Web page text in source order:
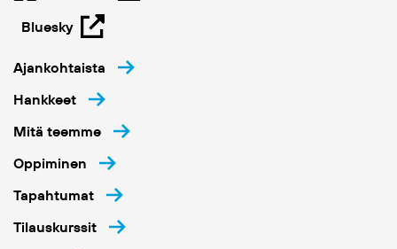
Bluesky
Ajankohtaista
Hankkeet
Mitä teemme
Oppiminen
Tapahtumat
Tilauskurssit